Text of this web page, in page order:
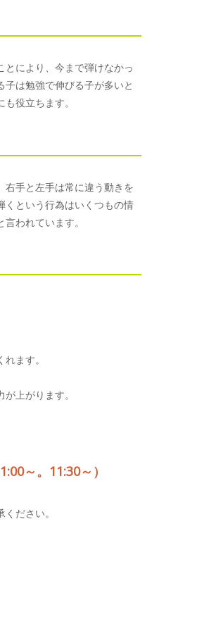
により、今まで弾けなかっ
は勉強で伸びる子が多いと
役立ちます。
右手と左手は常に違う動きを
くという行為はいくつもの情
われています。
ます。
上がります。
～。11:30～）
ださい。